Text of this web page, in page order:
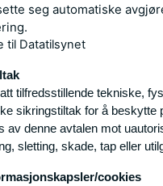
seg automatiske
til Datatilsynet
tilfredsstillende tekniske,
sikringstiltak for å beskytte
av denne avtalen mot
sletting, skade, tap eller
cookies